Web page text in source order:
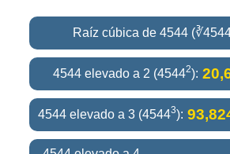
Raíz cúbica de 4544
4544 elevado a 2 (45442):
4544 elevado a 3 (45443):